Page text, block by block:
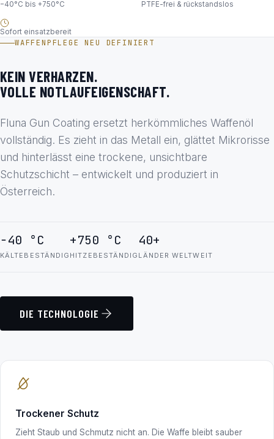
−40°C bis +750°C PTFE-frei & rückstandslos
Sofort einsatzbereit
WAFFENPFLEGE NEU DEFINIERT
KEIN VERHARZEN.
VOLLE NOTLAUFEIGENSCHAFT.
Fluna Gun Coating ersetzt herkömmliches Waffenöl
vollständig. Es zieht in das Metall ein, glättet Mikrorisse
und hinterlässt eine trockene, unsichtbare
Schutzschicht – entwickelt und produziert in
Österreich.
−40 °C
KÄLTEBESTÄNDIG
+750 °C
HITZEBESTÄNDIG
40+
LÄNDER WELTWEIT
DIE TECHNOLOGIE
Trockener Schutz
Zieht Staub und Schmutz nicht an. Die Waffe bleibt sauber